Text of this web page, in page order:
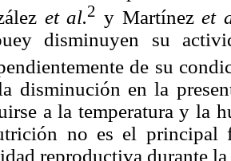
et al.2 y Martínezet
disminuyen su
de su
disminución en la
a la temperatura y la
no es el principal
reproductiva durante